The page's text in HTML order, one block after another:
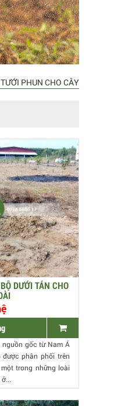
PHUN CHO CÂY
DƯỚI TÁN CHO
gốc từ Nam Á
phân phối trên
trong những loài